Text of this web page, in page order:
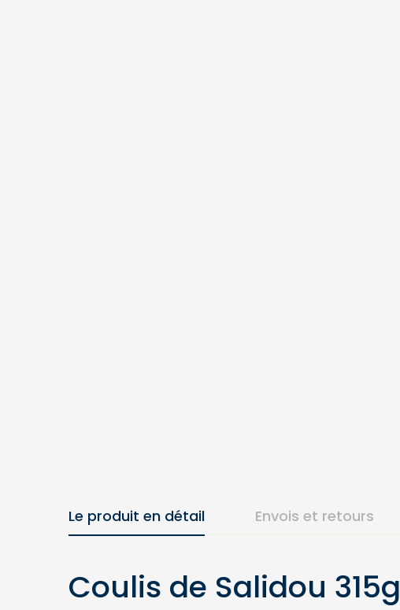
Le produit en détail Envois et retours
Coulis de Salidou 315g